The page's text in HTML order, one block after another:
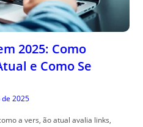
2025: Como
e Como Se
2025
a vers, ão atual avalia links,